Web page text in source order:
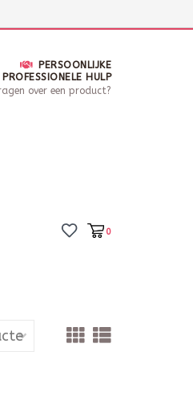
PERSOONLIJKE
PROFESSIONELE HULP
over een product?
0